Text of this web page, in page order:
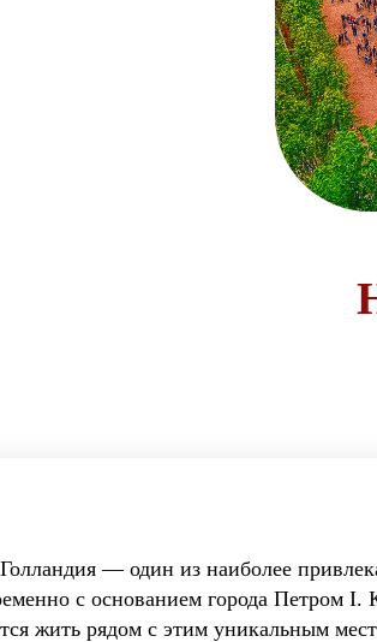
— один из наиболее
с основанием города Петром I.
жить рядом с этим уникальным